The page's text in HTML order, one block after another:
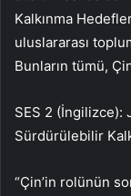
Kalkınma
uluslararası
Bunların tümü,
SES 2 (İngilizce):
Sürdürülebilir
“Çin’in rolünün